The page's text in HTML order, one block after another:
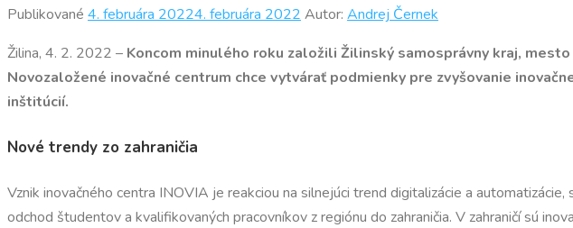
Publikované 4. februára 20224. februára 2022 Autor: Andrej Černek
Žilina, 4. 2. 2022 – Koncom minulého roku založili Žilinský samosprávny kraj,
Novozaložené inovačné centrum chce vytvárať podmienky pre zvyšovanie
inštitúcií.
Nové trendy zo zahraničia
Vznik inovačného centra INOVIA je reakciou na silnejúci trend digitalizácie a
odchod študentov a kvalifikovaných pracovníkov z regiónu do zahraničia. V zahraničí sú